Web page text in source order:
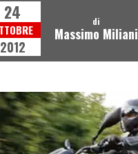
24
2012
di
Massimo Miliani